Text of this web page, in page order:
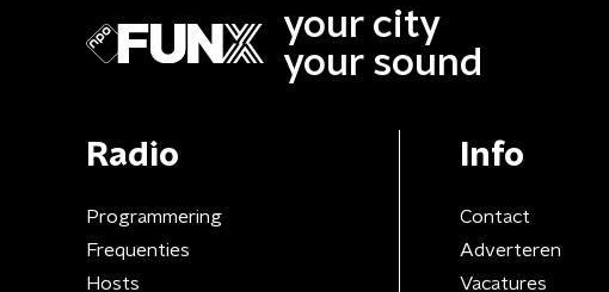
your city
your sound
Radio
Programmering
Frequenties
Hosts
Info
Contact
Adverteren
Vacatures